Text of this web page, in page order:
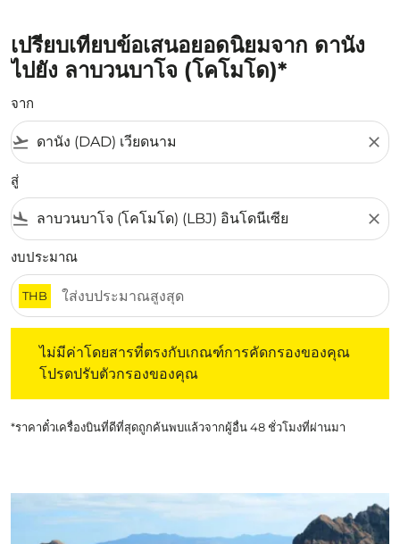
เปรียบเทียบข้อเสนอยอดนิยมจาก ดานัง
ไปยัง ลาบวนบาโจ (โคโมโด)*
จาก
flight_takeoff close
สู่
flight_land close
งบประมาณ
THB
ไม่มีค่าโดยสารที่ตรงกับเกณฑ์การคัดกรองของคุณ
โปรดปรับตัวกรองของคุณ
*ราคาตั๋วเครื่องบินที่ดีที่สุดถูกค้นพบแล้วจากผู้อื่น 48 ชั่วโมงที่ผ่านมา